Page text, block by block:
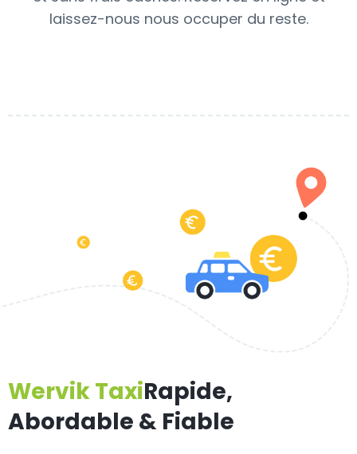
laissez-nous nous occuper du reste.
Wervik TaxiRapide,
Abordable & Fiable